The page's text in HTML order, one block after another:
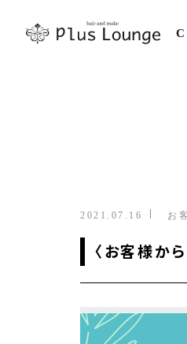
2021.07.16 お
〈お客様か